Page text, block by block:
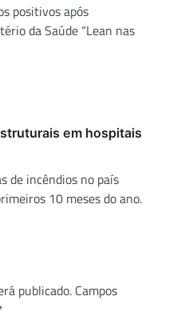
positivos após
da Saúde “Lean nas
em hospitais
de incêndios no país
10 meses do ano.
publicado. Campos